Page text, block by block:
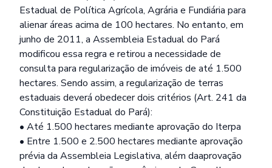
Estadual de Política Agrícola, Agrária e Fundiária para
alienar áreas acima de 100 hectares. No entanto, em
junho de 2011, a Assembleia Estadual do Pará
modificou essa regra e retirou a necessidade de
consulta para regularização de imóveis de até 1.500
hectares. Sendo assim, a regularização de terras
estaduais deverá obedecer dois critérios (Art. 241 da
Constituição Estadual do Pará):
• Até 1.500 hectares mediante aprovação do Iterpa
• Entre 1.500 e 2.500 hectares mediante aprovação
prévia da Assembleia Legislativa, além daaprovação